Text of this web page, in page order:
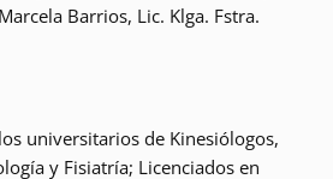
Barrios, Lic. Klga. Fstra.
universitarios de Kinesiólogos,
y Fisiatría; Licenciados en